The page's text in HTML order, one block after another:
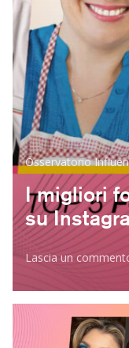
Categorie
Osservatorio
I migliori
su
Lascia un